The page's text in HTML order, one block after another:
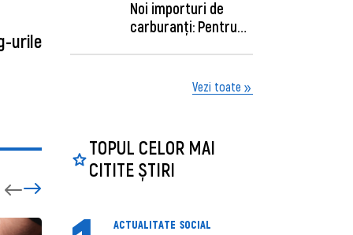
urile
Noi importuri de
carburanți: Pentru
Vezi toate
TOPUL CELOR MAI
CITITE ȘTIRI
ACTUALITATE SOCIAL